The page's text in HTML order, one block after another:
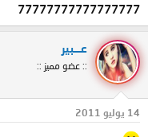
77777777777777777
عـــبير
:: عضو مميز ::
14 يوليو 2011